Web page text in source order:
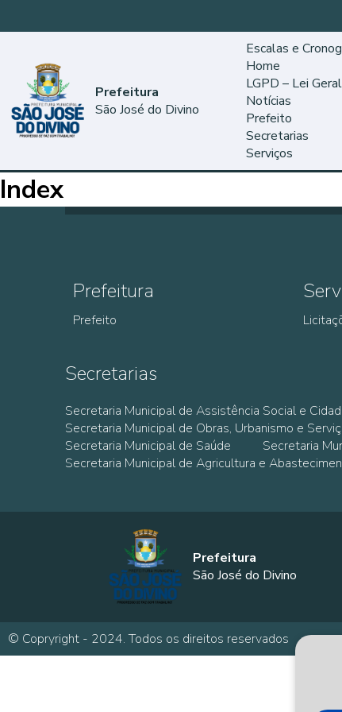
Prefeitura
São José do Divino
Escalas e
Home
LGPD – Lei
Notícias
Prefeito
Secretarias
Serviços
Index
Prefeitura
Prefeito
Secretarias
Secretaria Municipal de Assistência Social e
Secretaria Municipal de Obras, Urbanismo e
Secretaria Municipal de Saúde
Secretaria
Secretaria Municipal de Agricultura e
Prefeitura
São José do Divino
© Copryright - 2024. Todos os direitos reservados